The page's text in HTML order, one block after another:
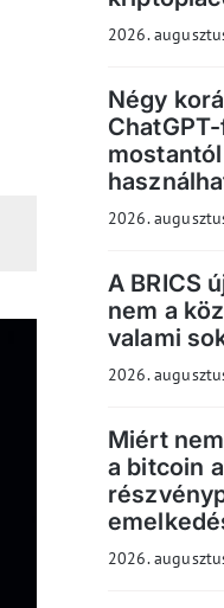
2026.
Négy
2026.
A BRICS
nem a
valami
2026.
Miért
a bitcoin
2026.